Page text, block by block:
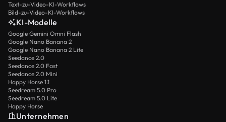
Text-zu-Video-KI-Workflows
Bild-zu-Video-KI-Workflows
KI-Modelle
Google Gemini Omni Flash
Google Nano Banana 2
Google Nano Banana 2 Lite
Seedance 2.0
Seedance 2.0 Fast
Seedance 2.0 Mini
Happy Horse 1.1
Seedream 5.0 Pro
Seedream 5.0 Lite
Happy Horse
Unternehmen